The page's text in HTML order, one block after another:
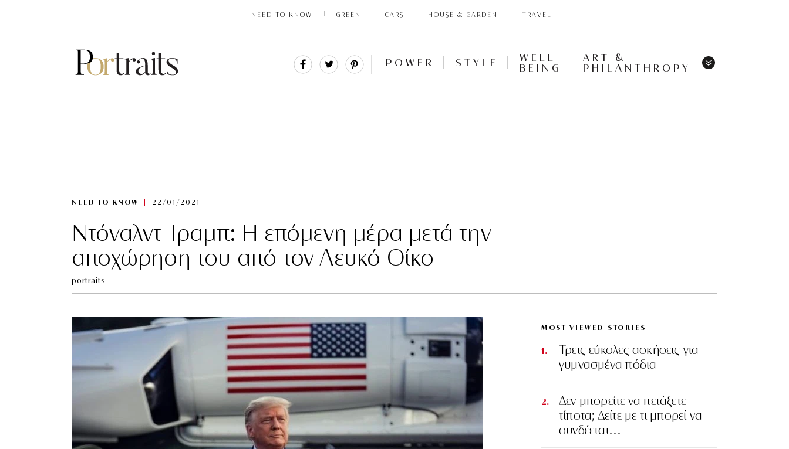
NEED TO KNOW GREEN CARS HOUSE & GARDEN TRAVEL
Share Tweet POWER STYLE
WELL
BEING
ART &
PHILANTHROPY
NEED TO KNOW 22/01/2021
Ντόναλντ Τραμπ: Η επόμενη μέρα μετά την
αποχώρηση του από τον Λευκό Οίκο
portraits
MOST VIEWED STORIES
Τρεις εύκολες ασκήσεις για
γυμνασμένα πόδια
Δεν μπορείτε να πετάξετε
τίποτα; Δείτε με τι μπορεί να
συνδέεται…